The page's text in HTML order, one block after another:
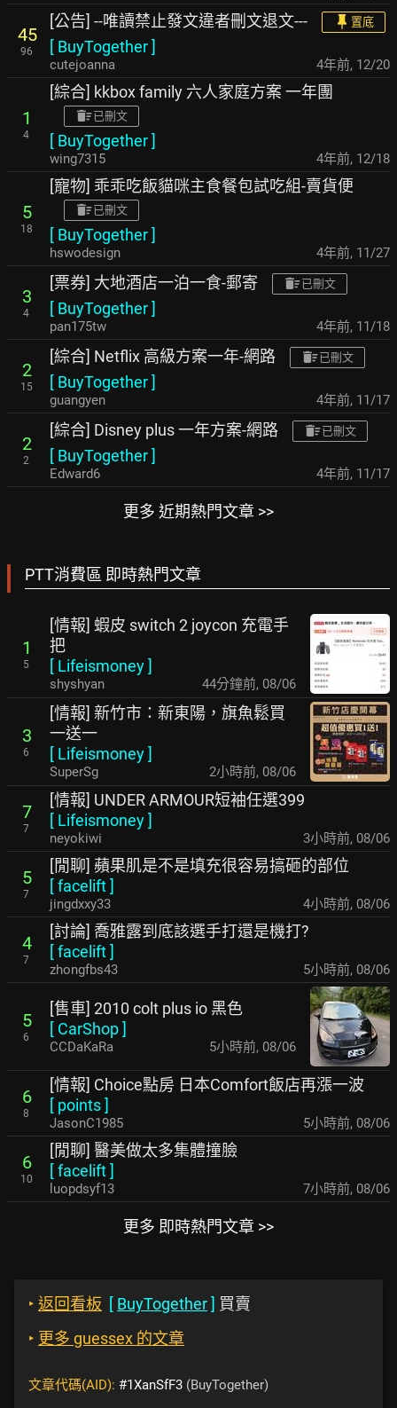
45
96
[公告] --唯讀禁止發文違者刪文退文--- 置底
[ BuyTogether]
cutejoanna 4年前, 12/20
1
4
[綜合] kkbox family 六人家庭方案 一年團
已刪文
[ BuyTogether]
wing7315 4年前, 12/18
5
18
[寵物] 乖乖吃飯貓咪主食餐包試吃組-賣貨便
已刪文
[ BuyTogether]
hswodesign 4年前, 11/27
3
4
[票券] 大地酒店一泊一食-郵寄 已刪文
[ BuyTogether]
pan175tw 4年前, 11/18
2
15
[綜合] Netflix 高級方案一年-網路 已刪文
[ BuyTogether]
guangyen 4年前, 11/17
2
2
[綜合] Disney plus 一年方案-網路 已刪文
[ BuyTogether]
Edward6 4年前, 11/17
更多 近期熱門文章 >>
PTT消費區 即時熱門文章
1
5
[情報] 蝦皮 switch 2 joycon 充電手
把
[ Lifeismoney]
shyshyan 44分鐘前, 08/06
3
6
[情報] 新竹市：新東陽，旗魚鬆買
一送一
[ Lifeismoney]
SuperSg 2小時前, 08/06
7
7
[情報] UNDER ARMOUR短袖任選399
[ Lifeismoney]
neyokiwi 3小時前, 08/06
5
7
[閒聊] 蘋果肌是不是填充很容易搞砸的部位
[facelift]
jingdxxy33 4小時前, 08/06
4
7
[討論] 喬雅露到底該選手打還是機打?
[facelift]
zhongfbs43 5小時前, 08/06
5
6
[售車] 2010 colt plus io 黑色
[ CarShop]
CCDaKaRa 5小時前, 08/06
6
8
[情報] Choice點房 日本Comfort飯店再漲一波
[ points]
JasonC1985 5小時前, 08/06
6
10
[閒聊] 醫美做太多集體撞臉
[facelift]
luopdsyf13 7小時前, 08/06
更多 即時熱門文章 >>
‣ 返回看板 [ BuyTogether] 買賣
‣ 更多 guessex 的文章
文章代碼(AID): #1XanSfF3 (BuyTogether)